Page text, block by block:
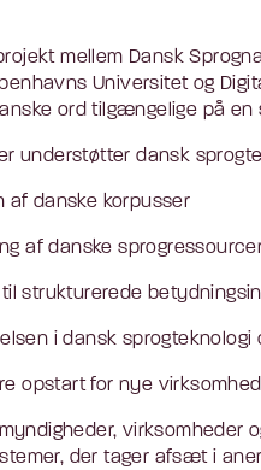
mellem Dansk
Universitet og
ord tilgængelige på
understøtter dansk
danske korpusser
af danske
strukturerede
i dansk
opstart for nye
virksomheder
der tager afsæt i